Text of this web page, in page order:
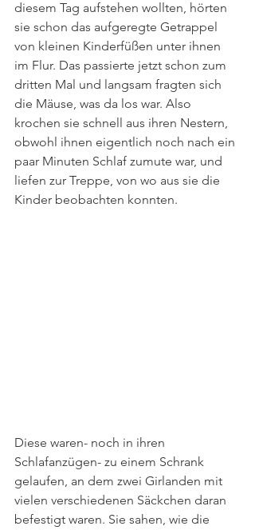
diesem Tag aufstehen wollten, hörten
sie schon das aufgeregte Getrappel
von kleinen Kinderfüßen unter ihnen
im Flur. Das passierte jetzt schon zum
dritten Mal und langsam fragten sich
die Mäuse, was da los war. Also
krochen sie schnell aus ihren Nestern,
obwohl ihnen eigentlich noch nach ein
paar Minuten Schlaf zumute war, und
liefen zur Treppe, von wo aus sie die
Kinder beobachten konnten.
Diese waren- noch in ihren
Schlafanzügen- zu einem Schrank
gelaufen, an dem zwei Girlanden mit
vielen verschiedenen Säckchen daran
befestigt waren. Sie sahen, wie die